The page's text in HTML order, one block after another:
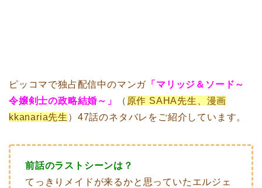
ピッコマで独占配信中のマンガ 「マリッジ＆ソード～
令嬢剣士の政略結婚～」
（ 原作 SAHA先生、漫画
kkanaria先生 ）47話のネタバレをご紹介しています。
前話のラストシーンは？
てっきりメイドが来るかと思っていたエルジェ